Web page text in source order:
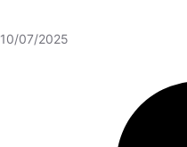
10/07/2025